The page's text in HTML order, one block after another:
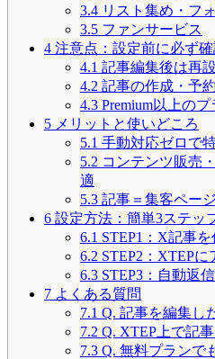
3.4 リスト集め・フ
3.5 ファンサービス
4 注意点：設定前に必ず
4.1 記事編集後は再
4.2 記事の作成・予
4.3 Premium以上の
5 メリットと使いどころ
5.1 手動対応ゼロで
5.2 コンテンツ販売
適
5.3 記事＝集客ペー
6 設定方法：簡単3ステッ
6.1 STEP1：X記事
6.2 STEP2：XTEPに
6.3 STEP3：自動返
7 よくある質問
7.1 Q. 記事を編集し
7.2 Q. XTEP上で記
7.3 Q. 無料プランで